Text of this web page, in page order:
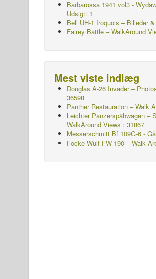
Barbarossa 1941 vol3 -
Udsigt: 1
Bell UH-1 Iroquois – Billeder
Fairey Battle – WalkAround
Mest viste indlæg
Douglas A-26 Invader –
36598
Panther Restauration – Walk
Leichter Panzerspähwagen –
WalkAround Views : 31867
Messerschmitt Bf 109G-6 -
Focke-Wulf FW-190 – Walk